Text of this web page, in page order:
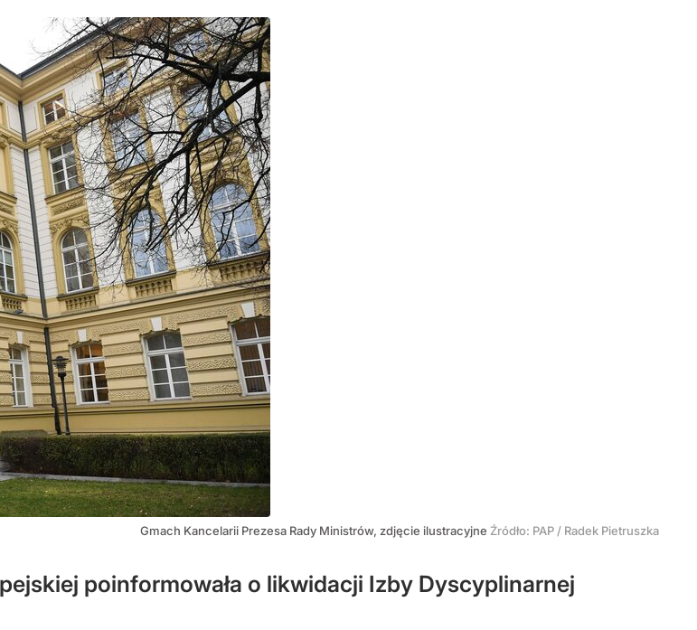
Gmach Kancelarii Prezesa Rady Ministrów, zdjęcie ilustracyjne Źródło: PAP / Radek Pietruszka
poinformowała o likwidacji Izby Dyscyplinarnej